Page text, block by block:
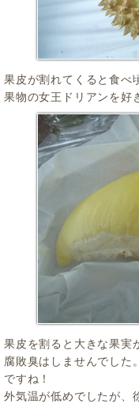
果皮が割れてくると食べ
果物の女王ドリアンを好
果皮を割ると大きな果実
腐敗臭はしませんでした
ですね！
外気温が低めでしたが、